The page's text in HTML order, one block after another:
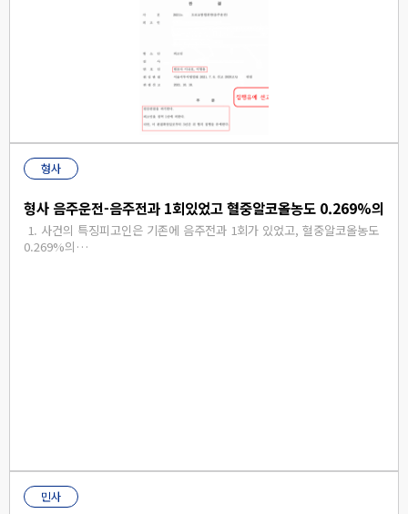
형사
형사 음주운전-음주전과 1회있었고 혈중알코올농도 0.269%의
​ 1. 사건의 특징피고인은 기존에 음주전과 1회가 있었고, 혈중알코올농도
0.269%의…
민사